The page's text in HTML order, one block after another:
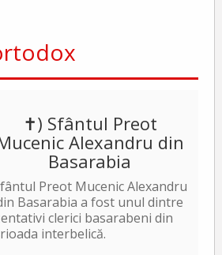
✝) Sfântul Preot
Alexandru din
Basarabia
Preot Mucenic Alexandru
Basarabia a fost unul dintre
clerici basarabeni din
interbelică.